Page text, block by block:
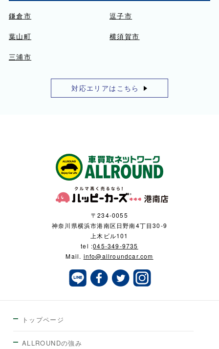
鎌倉市 逗子市
葉山町 横須賀市
三浦市
対応エリアはこちら
〒234-0055
神奈川県横浜市港南区日野南4丁目30-9
上木ビル101
tel :045-349-9735
Mail. info@allroundcar.com
トップページ
ALLROUNDの強み